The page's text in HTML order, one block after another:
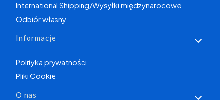
International Shipping/Wysyłki międzynarodowe
Odbiór własny
Informacje
Polityka prywatności
Pliki Cookie
O nas